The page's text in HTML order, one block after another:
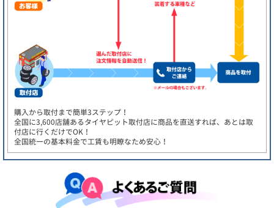
購入から取付まで簡単3ステップ！
全国に3,600店舗あるタイヤピット取付店に商品を直送すれば、あとは取
付店に行くだけでOK！
全国統一の基本料金で工賃も明瞭なため安心！